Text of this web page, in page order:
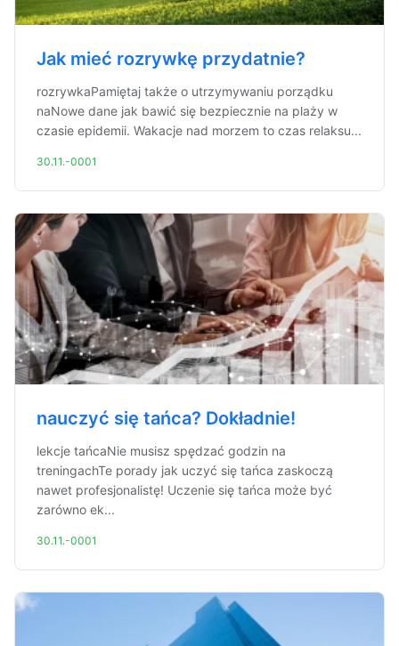
Jak mieć rozrywkę przydatnie?
rozrywkaPamiętaj także o utrzymywaniu porządku
naNowe dane jak bawić się bezpiecznie na plaży w
czasie epidemii. Wakacje nad morzem to czas relaksu...
30.11.-0001
nauczyć się tańca? Dokładnie!
lekcje tańcaNie musisz spędzać godzin na
treningachTe porady jak uczyć się tańca zaskoczą
nawet profesjonalistę! Uczenie się tańca może być
zarówno ek...
30.11.-0001